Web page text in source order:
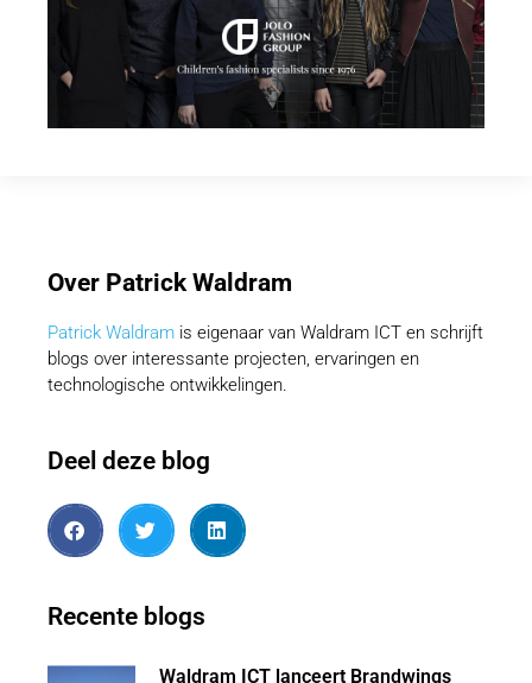
Over Patrick Waldram
Patrick Waldram is eigenaar van Waldram ICT en schrijft
blogs over interessante projecten, ervaringen en
technologische ontwikkelingen.
Deel deze blog
Recente blogs
Waldram ICT lanceert Brandwings